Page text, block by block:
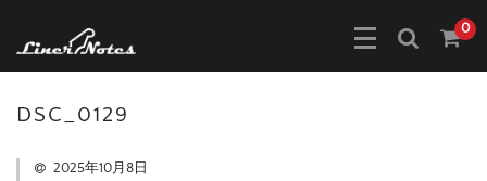
0
DSC_0129
2025年10月8日